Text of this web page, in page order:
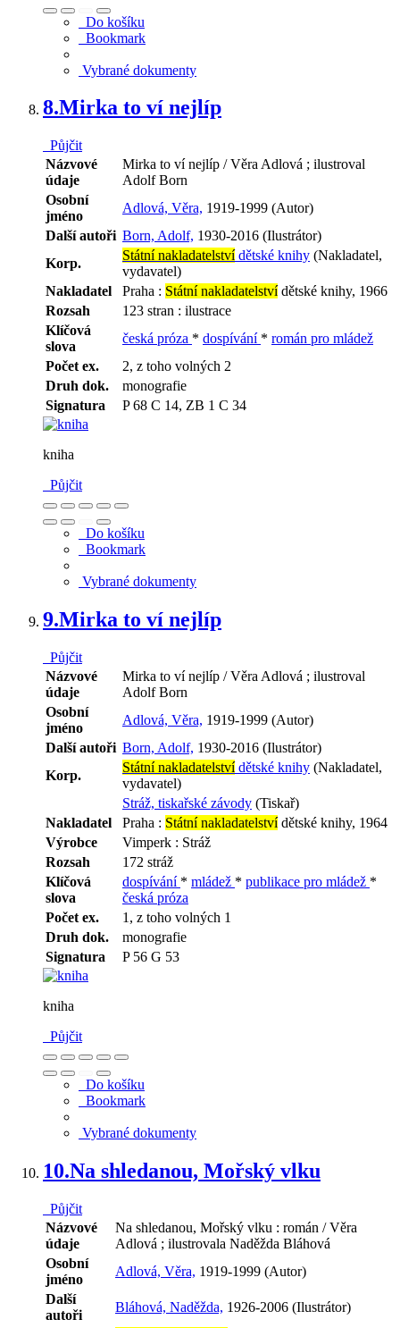
Do košíku
Bookmark
Vybrané dokumenty
8.Mirka to ví nejlíp
Půjčit
Názvové
údaje
Mirka to ví nejlíp / Věra Adlová ; ilustroval
Adolf Born
Osobní
jméno
Adlová, Věra, 1919-1999 (Autor)
Další autoři Born, Adolf, 1930-2016 (Ilustrátor)
Korp.
Státní nakladatelstvídětské knihy (Nakladatel,
vydavatel)
Nakladatel
Praha : Státní nakladatelstvídětské knihy, 1966
Rozsah
123 stran : ilustrace
Klíčová
slova
česká próza * dospívání * román pro mládež
Počet ex.
2, z toho volných 2
Druh dok.
monografie
Signatura
P 68 C 14, ZB 1 C 34
kniha
Půjčit
Do košíku
Bookmark
Vybrané dokumenty
9.Mirka to ví nejlíp
Půjčit
Názvové
údaje
Mirka to ví nejlíp / Věra Adlová ; ilustroval
Adolf Born
Osobní
jméno
Adlová, Věra, 1919-1999 (Autor)
Další autoři Born, Adolf, 1930-2016 (Ilustrátor)
Korp.
Státní nakladatelstvídětské knihy (Nakladatel,
vydavatel)
Stráž, tiskařské závody (Tiskař)
Nakladatel
Praha : Státní nakladatelstvídětské knihy, 1964
Výrobce
Vimperk : Stráž
Rozsah
172 stráž
Klíčová
slova
dospívání * mládež * publikace pro mládež *
česká próza
Počet ex.
1, z toho volných 1
Druh dok.
monografie
Signatura
P 56 G 53
kniha
Půjčit
Do košíku
Bookmark
Vybrané dokumenty
10.Na shledanou, Mořský vlku
Půjčit
Názvové
údaje
Na shledanou, Mořský vlku : román / Věra
Adlová ; ilustrovala Naděžda Bláhová
Osobní
jméno
Adlová, Věra, 1919-1999 (Autor)
Další
autoři
Bláhová, Naděžda, 1926-2006 (Ilustrátor)